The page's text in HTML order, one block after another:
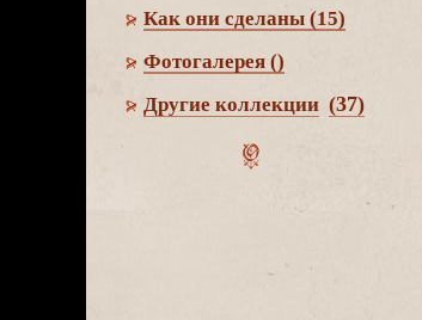
Как они сделаны (15)
Фотогалерея ()
Другие коллекции (37)